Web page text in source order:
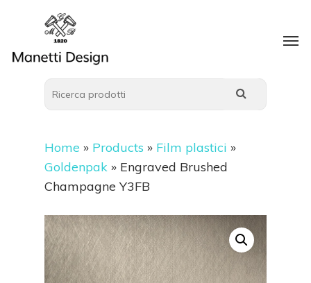
Home » Products » Film plastici »
Goldenpak » Engraved Brushed
Champagne Y3FB